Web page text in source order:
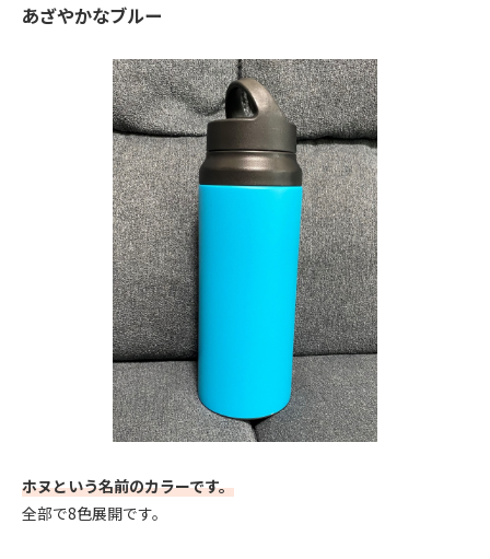
あざやかなブルー
ホヌという名前のカラーです。
全部で8色展開です。